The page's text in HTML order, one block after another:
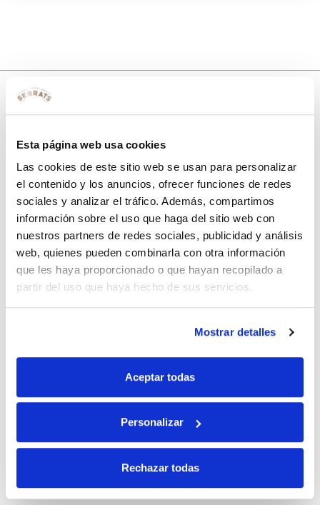
Esta página web usa cookies
Las cookies de este sitio web se usan para personalizar
el contenido y los anuncios, ofrecer funciones de redes
sociales y analizar el tráfico. Además, compartimos
información sobre el uso que haga del sitio web con
nuestros partners de redes sociales, publicidad y análisis
web, quienes pueden combinarla con otra información
que les haya proporcionado o que hayan recopilado a
partir del uso que haya hecho de sus servicios.
Mostrar detalles
Aceptar todas
Personalizar
Rechazar todas
con tu primera compra.
Apúntatea nuestra newsletter para recibir nuestras ofertas
disfruta de
un 10% de descuento en tu primera compra.
Si, he leído y acepto la política de protección de datos.
fines comerciales, legitimación: consentimiento, destinatarios: proveedor de
mensajería online, derechos: Acceder, rectificar y suprimir los datos, así como
otros derechos, como se explica en la información adicional.